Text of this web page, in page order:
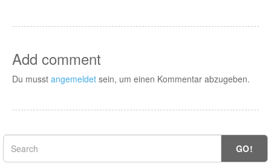
Add comment
Du musst angemeldet sein, um einen Kommentar abzugeben.
GO!